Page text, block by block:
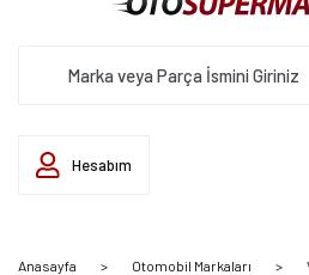
Hesabım
Anasayfa Otomobil Markaları